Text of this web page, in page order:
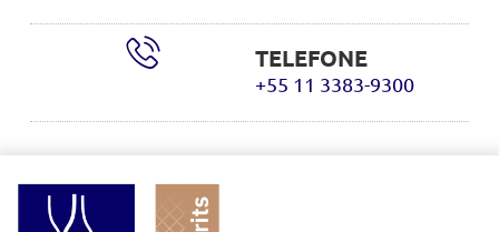
TELEFONE
+55 11 3383-9300